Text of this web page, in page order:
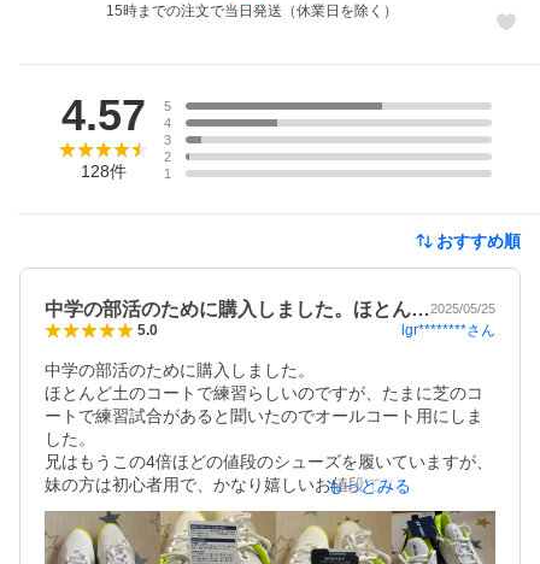
15時までの注文で当日発送（休業日を除く）
4.57
128件
5
4
3
2
1
おすすめ順
中学の部活のために購入しました。ほとん…2025/05/25
5.0 lgr********さん
中学の部活のために購入しました。
ほとんど土のコートで練習らしいのですが、たまに芝のコ
ートで練習試合があると聞いたのでオールコート用にしま
した。
兄はもうこの4倍ほどの値段のシューズを履いていますが、
妹の方は初心者用で、かなり嬉しいお値段です。
あと男女兼用で履けるデザインだと思います。
娘は中1なのですが足が大きく、通常は24、5㎝〜25㎝と言
った微妙なサイズなんです。それで今回25㎝を購入しまし
もっとみる